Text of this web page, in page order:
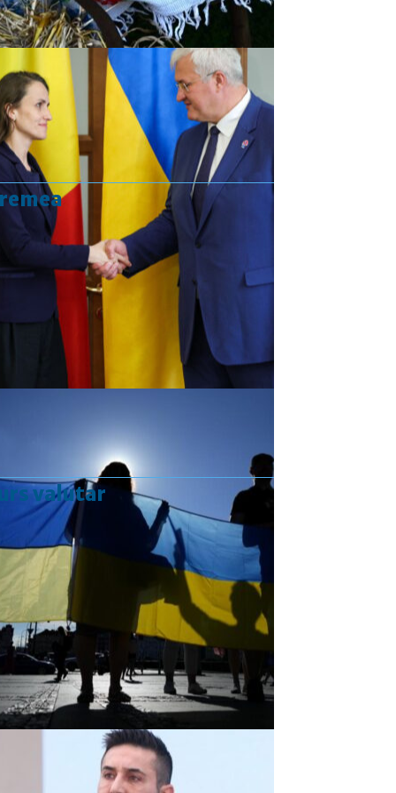
valutar
Curs valutar: 07 Aug 2026
EUR
: 5,2554 RON
+0,0041 ▲
: 4,5584 RON
+0,0077 ▲
: 5,6244 RON
+0,0023 ▲
GBP : 6,1277 RON
+0,0041 ▲
Convertor valutar
»